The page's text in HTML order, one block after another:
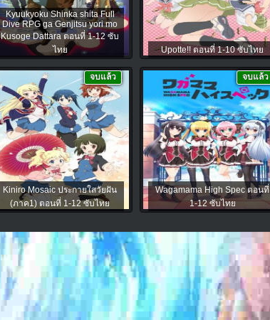
Kyuukyoku Shinka shita Full
Dive RPG ga Genjitsu yori mo
Kusoge Dattara ตอนที่ 1-12 ซับ
ไทย
Upotte!! ตอนที่ 1-10 ซับไทย
Kiniro Mosaic ประกายใสวัยฝัน
(ภาค1) ตอนที่ 1-12 ซับไทย
จบแล้ว
Wagamama High Spec ตอนที่
1-12 ซับไทย
จบแล้ว